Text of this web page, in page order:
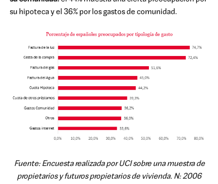
su hipoteca y el 36% por los gastos de comunidad.
Fuente: Encuesta realizada por UCI sobre una muestra de
propietarios y futuros propietarios de vivienda. N: 2006